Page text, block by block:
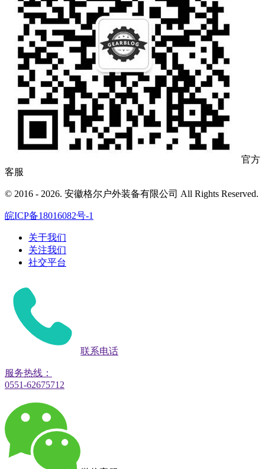
官方
客服
© 2016 - 2026. 安徽格尔户外装备有限公司 All Rights Reserved.
皖ICP备18016082号-1
关于我们
关注我们
社交平台
联系电话
服务热线：
0551-62675712